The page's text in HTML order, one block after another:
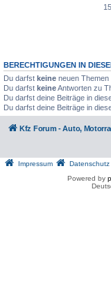
BERECHTIGUNGEN IN
Du darfst keine neuen Themen
Du darfst keineAntworten zu
Du darfst deine Beiträge in
Du darfst deine Beiträge in
Kfz Forum - Auto,
Impressum Datenschutz
Powered by